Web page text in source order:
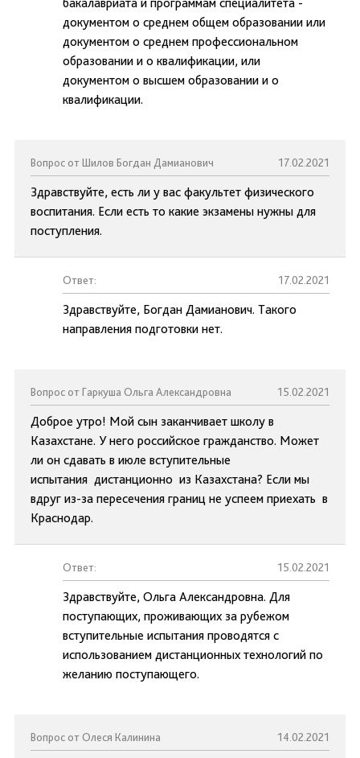
документом о среднем общем образовании или
документом о среднем профессиональном
образовании и о квалификации, или
документом о высшем образовании и о
квалификации.
Вопрос от Шилов Богдан Дамианович 17.02.2021
Здравствуйте, есть ли у вас факультет физического
воспитания. Если есть то какие экзамены нужны для
поступления.
Ответ: 17.02.2021
Здравствуйте, Богдан Дамианович. Такого
направления подготовки нет.
Вопрос от Гаркуша Ольга Александровна 15.02.2021
Доброе утро! Мой сын заканчивает школу в
Казахстане. У него российское гражданство. Может
ли он сдавать в июле вступительные
испытания дистанционно из Казахстана? Если мы
вдруг из-за пересечения границ не успеем приехать в
Краснодар.
Ответ: 15.02.2021
Здравствуйте, Ольга Александровна. Для
поступающих, проживающих за рубежом
вступительные испытания проводятся с
использованием дистанционных технологий по
желанию поступающего.
Вопрос от Олеся Калинина 14.02.2021